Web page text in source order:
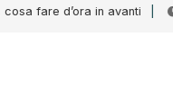
d’ora in avanti